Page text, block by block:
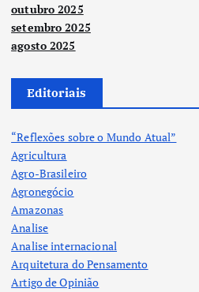
outubro 2025
setembro 2025
agosto 2025
Editoriais
“Reflexões sobre o Mundo Atual”
Agricultura
Agro-Brasileiro
Agronegócio
Amazonas
Analise
Analise internacional
Arquitetura do Pensamento
Artigo de Opinião